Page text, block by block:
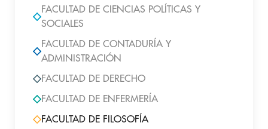
FACULTAD DE CIENCIAS POLÍTICAS Y
SOCIALES
FACULTAD DE CONTADURÍA Y
ADMINISTRACIÓN
FACULTAD DE DERECHO
FACULTAD DE ENFERMERÍA
FACULTAD DE FILOSOFÍA